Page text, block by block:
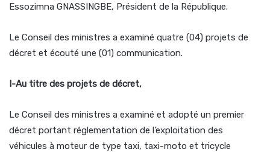
Essozimna GNASSINGBE, Président de la République.
Le Conseil des ministres a examiné quatre (04) projets de
décret et écouté une (01) communication.
I-Au titre des projets de décret,
Le Conseil des ministres a examiné et adopté un premier
décret portant réglementation de l’exploitation des
véhicules à moteur de type taxi, taxi-moto et tricycle